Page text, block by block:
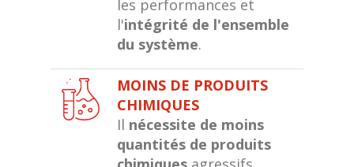
les performances et
l'intégrité de l'ensemble
du système.
MOINS DE PRODUITS
CHIMIQUES
Il nécessite de moins
quantités de produits